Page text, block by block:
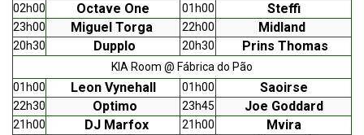
02h00
Octave One 01h00 Steffi
23h00 Miguel Torga 22h00 Midland
20h30 Dupplo 20h30 Prins Thomas
KIA Room @ Fábrica do Pão
01h00
Leon Vynehall 01h00 Saoirse
22h30 Optimo 23h45 Joe Goddard
21h00 DJ Marfox 21h00 Mvira